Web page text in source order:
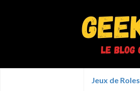
Jeux de Roles